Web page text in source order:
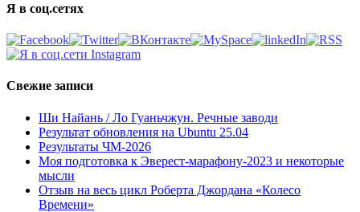
Я в соц.сетях
Свежие записи
Ши Найань / Ло Гуаньчжун. Речные заводи
Результат обновления на Ubuntu 25.04
Результаты ЧМ-2026
Моя подготовка к Эверест-марафону-2023 и некоторые
мысли
Отзыв на весь цикл Роберта Джордана «Колесо
Времени»